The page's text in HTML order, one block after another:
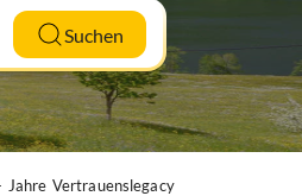
Suchen
Jahre Vertrauenslegacy